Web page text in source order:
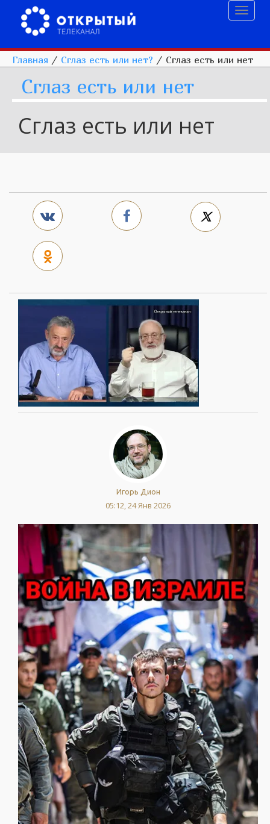
Главная / Сглаз есть или нет? / Сглаз есть или нет
Сглаз есть или нет
Сглаз есть или нет
Игорь Дион
05:12, 24 Янв 2026